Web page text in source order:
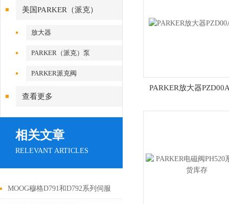
美国PARKER（派克）
放大器
PARKER（派克）泵
PARKER派克阀
查看更多
相关文章
RELEVANT ARTICLES
MOOG穆格D791和D792系列伺服
PARKER放大器